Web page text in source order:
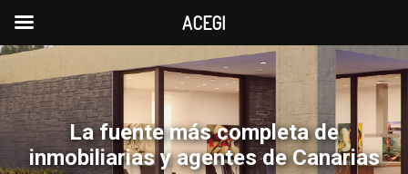
Saltar
a
la
navegación
principal
Saltar
al
contenido
principal
Saltar
a
la
barra
lateral
La fuente más completa de
inmobiliarias y agentes de Canarias
ACEGI